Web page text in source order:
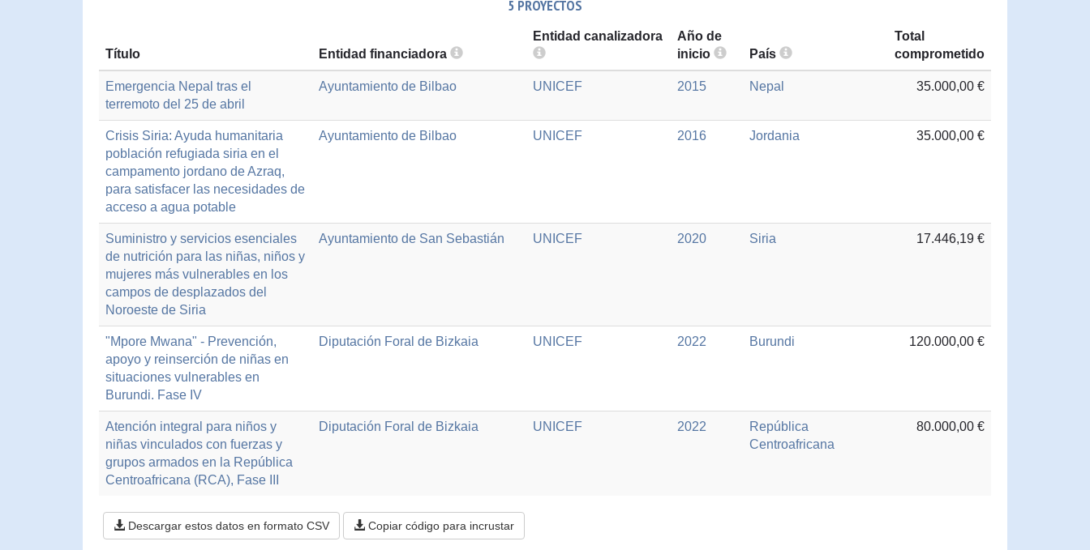
5 PROYECTOS
Título Entidad financiadora
Entidad canalizadora
Año de
inicio
País
Total
comprometido
Emergencia Nepal tras el
terremoto del 25 de abril
Ayuntamiento de Bilbao UNICEF 2015 Nepal 35.000,00 €
Crisis Siria: Ayuda humanitaria
población refugiada siria en el
campamento jordano de Azraq,
para satisfacer las necesidades de
acceso a agua potable
Ayuntamiento de Bilbao UNICEF 2016 Jordania 35.000,00 €
Suministro y servicios esenciales
de nutrición para las niñas, niños y
mujeres más vulnerables en los
campos de desplazados del
Noroeste de Siria
Ayuntamiento de San Sebastián UNICEF 2020 Siria 17.446,19 €
"Mpore Mwana" - Prevención,
apoyo y reinserción de niñas en
situaciones vulnerables en
Burundi. Fase IV
Diputación Foral de Bizkaia UNICEF 2022 Burundi 120.000,00 €
Atención integral para niños y
niñas vinculados con fuerzas y
grupos armados en la República
Centroafricana (RCA), Fase III
Diputación Foral de Bizkaia UNICEF 2022
República
Centroafricana
80.000,00 €
Descargar estos datos en formato CSV Copiar código para incrustar